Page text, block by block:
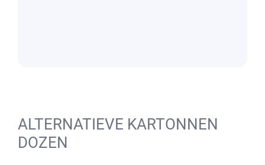
ALTERNATIEVE KARTONNEN
DOZEN